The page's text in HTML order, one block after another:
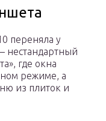
переняла у
нестандартный
где окна
режиме, а
из плиток и